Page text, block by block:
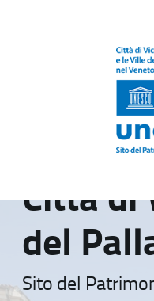
Città di
del
Sito del